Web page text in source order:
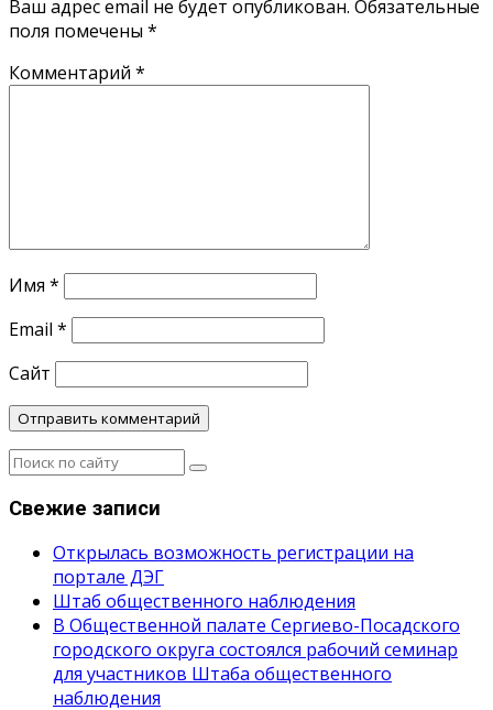
Ваш адрес email не будет опубликован. Обязательные
поля помечены *
Комментарий *
Имя *
Email *
Сайт
Свежие записи
Открылась возможность регистрации на
портале ДЭГ
Штаб общественного наблюдения
В Общественной палате Сергиево-Посадского
городского округа состоялся рабочий семинар
для участников Штаба общественного
наблюдения